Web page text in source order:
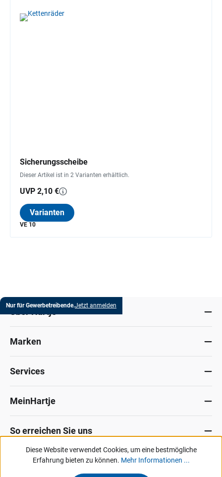
Sicherungsscheibe
Dieser Artikel ist in 2 Varianten erhältlich.
UVP 2,10 €
Varianten
VE 10
Nur für Gewerbetreibende.Jetzt anmelden
Marken
Services
MeinHartje
So erreichen Sie uns
Datenschutz ImpressumAllg. Verkaufsbedingungen
KontaktHinweisgeber-Portal
Diese Website verwendet Cookies, um eine bestmögliche
Erfahrung bieten zu können. Mehr Informationen ...